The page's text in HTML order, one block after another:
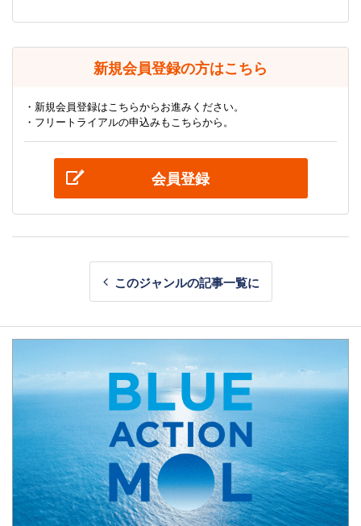
新規会員登録の方はこちら
・新規会員登録はこちらからお進みください。
・フリートライアルの申込みもこちらから。
会員登録
このジャンルの記事一覧に